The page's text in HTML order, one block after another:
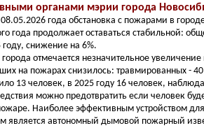
органами мэрии города
года обстановка с пожарами в
года продолжает оставаться стабильной:
году, снижение на 6%.
отмечается незначительное
на пожарах снизилось: травмированных -
13 человек, в 2025 году 16 человек,
можно предотвратить если человек
Наиболее эффективным устройством
является автономный дымовой пожарный